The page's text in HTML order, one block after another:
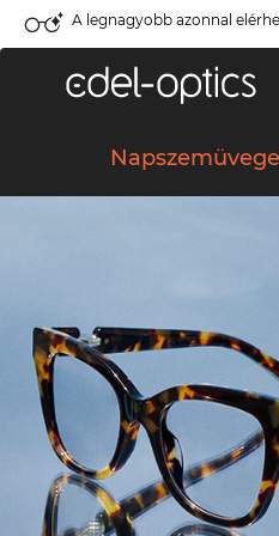
A legnagyobb azonnal